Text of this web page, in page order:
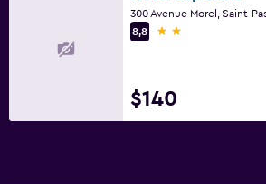
8,8
2 estrellas
$140